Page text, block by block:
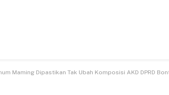
Maming Dipastikan Tak Ubah Komposisi AKD DPRD